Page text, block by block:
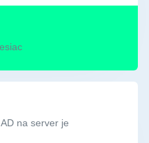
na server je